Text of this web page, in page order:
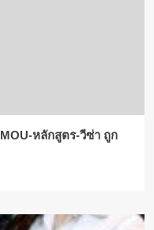
หลักสูตร-วีซ่า ถูก